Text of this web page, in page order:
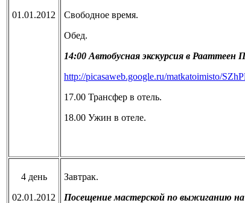
01.01.2012
Свободное время.
Обед.
14:00 Автобусная экскурсия в Рааттеен
http://picasaweb.google.ru/matkatoimisto/
17.00 Трансфер в отель.
18.00 Ужин в отеле.
4 день
02.01.2012
Завтрак.
Посещение мастерской по выжиганию